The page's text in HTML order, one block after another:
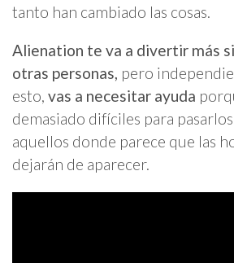
tanto han cambiado las cosas.
Alienation te va a divertir más
otras personas, pero
esto, vas a necesitar ayuda
demasiado difíciles para
aquellos donde parece que las
dejarán de aparecer.